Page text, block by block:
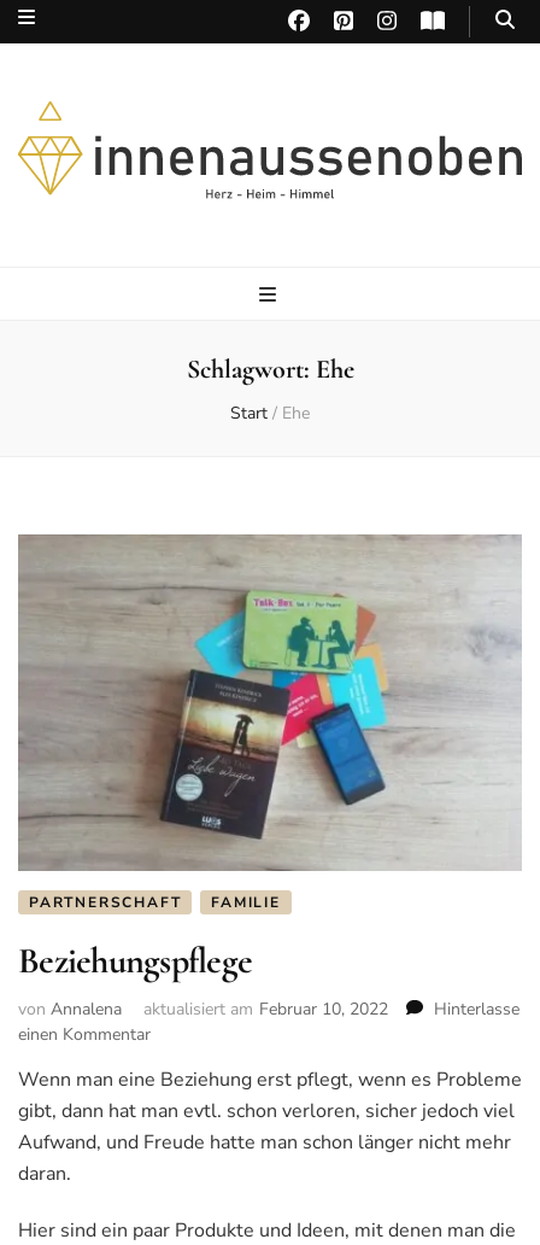
Schlagwort: Ehe
Start / Ehe
PARTNERSCHAFT FAMILIE
Beziehungspflege
von Annalena aktualisiert am Februar 10, 2022
Hinterlasse
einen Kommentar
Wenn man eine Beziehung erst pflegt, wenn es Probleme
gibt, dann hat man evtl. schon verloren, sicher jedoch viel
Aufwand, und Freude hatte man schon länger nicht mehr
daran.
Hier sind ein paar Produkte und Ideen, mit denen man die